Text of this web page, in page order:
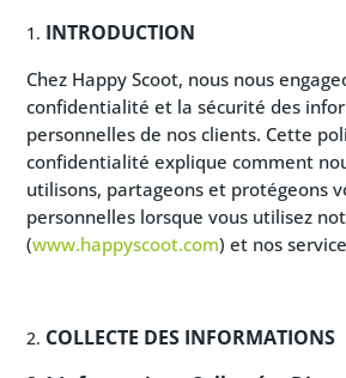
INTRODUCTION
Chez Happy Scoot, nous nous
confidentialité et la sécurité des
personnelles de nos clients. Cette
confidentialité explique comment
utilisons, partageons et protégeons
personnelles lorsque vous utilisez
(www.happyscoot.com) et nos
COLLECTE DES INFORMATIONS